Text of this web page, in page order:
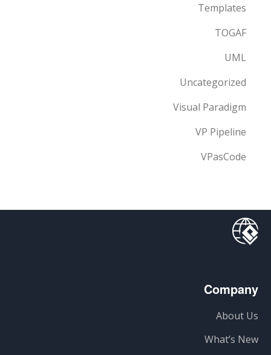
Templates
TOGAF
UML
Uncategorized
Visual Paradigm
VP Pipeline
VPasCode
Company
About Us
What’s New